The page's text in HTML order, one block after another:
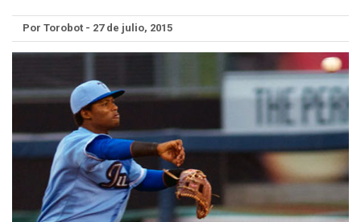
Por Torobot - 27 de julio, 2015